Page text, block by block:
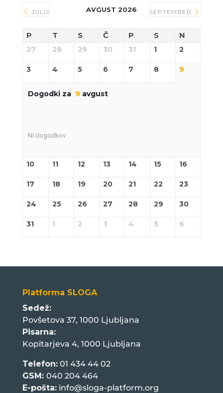
JULIJ AVGUST 2026 SEPTEMBER
P T S Č P S N
27 28 29 30 31 1 2
3 4 5 6 7 8 9
Dogodki za 9 avgust
Ni dogodkov
10 11 12 13 14 15 16
17 18 19 20 21 22 23
24 25 26 27 28 29 30
31 1 2 3 4 5 6
Platforma SLOGA
Sedež:
Povšetova 37, 1000 Ljubljana
Pisarna:
Kopitarjeva 4, 1000 Ljubljana
Telefon:01 434 44 02
GSM: 040 204 464
E-pošta: info@sloga-platform.org